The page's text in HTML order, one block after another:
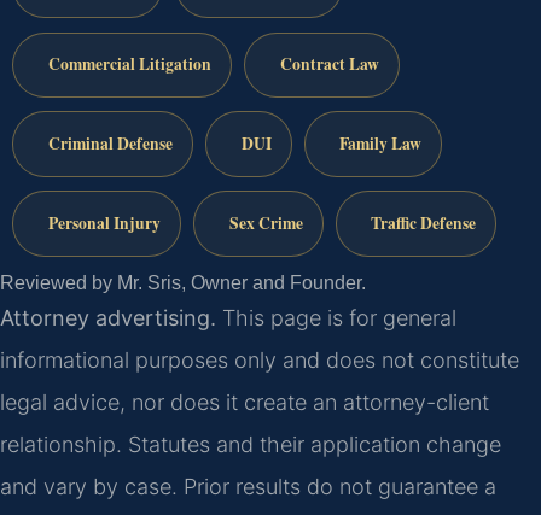
Commercial Litigation Contract Law
Criminal Defense DUI Family Law
Personal Injury Sex Crime Traffic Defense
Reviewed by Mr. Sris, Owner and Founder.
Attorney advertising. This page is for general
informational purposes only and does not constitute
legal advice, nor does it create an attorney-client
relationship. Statutes and their application change
and vary by case. Prior results do not guarantee a